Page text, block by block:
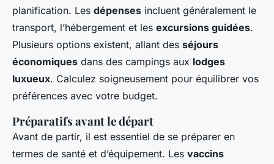
planification. Les dépenses incluent généralement le
transport, l’hébergement et les excursions guidées.
Plusieurs options existent, allant des séjours
économiques dans des campings aux lodges
luxueux. Calculez soigneusement pour équilibrer vos
préférences avec votre budget.
Préparatifs avant le départ
Avant de partir, il est essentiel de se préparer en
termes de santé et d’équipement. Les vaccins